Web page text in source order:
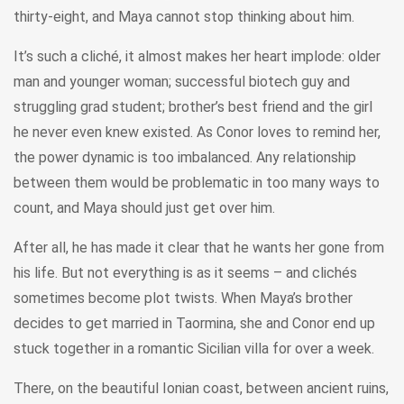
thirty-eight, and Maya cannot stop thinking about him.
It’s such a cliché, it almost makes her heart implode: older
man and younger woman; successful biotech guy and
struggling grad student; brother’s best friend and the girl
he never even knew existed. As Conor loves to remind her,
the power dynamic is too imbalanced. Any relationship
between them would be problematic in too many ways to
count, and Maya should just get over him.
After all, he has made it clear that he wants her gone from
his life. But not everything is as it seems – and clichés
sometimes become plot twists. When Maya’s brother
decides to get married in Taormina, she and Conor end up
stuck together in a romantic Sicilian villa for over a week.
There, on the beautiful Ionian coast, between ancient ruins,